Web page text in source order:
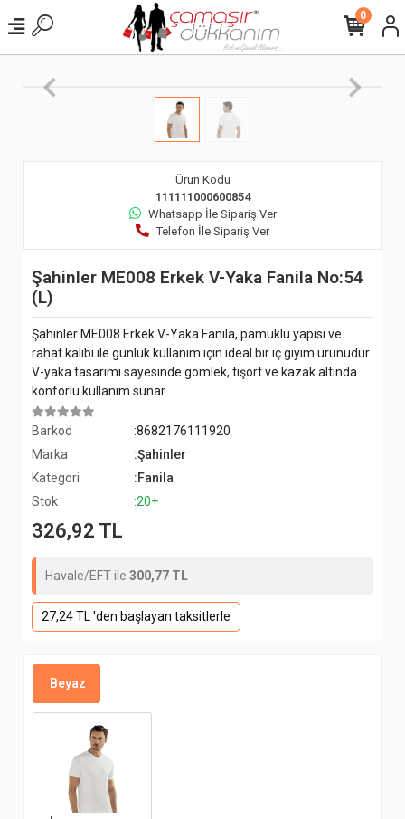
0
Ürün Kodu
111111000600854
Whatsapp İle Sipariş Ver
Telefon İle Sipariş Ver
Şahinler ME008 Erkek V-Yaka Fanila No:54
(L)
Şahinler ME008 Erkek V-Yaka Fanila, pamuklu yapısı ve
rahat kalıbı ile günlük kullanım için ideal bir iç giyim ürünüdür.
V-yaka tasarımı sayesinde gömlek, tişört ve kazak altında
konforlu kullanım sunar.
Barkod
:8682176111920
Marka
:Şahinler
Kategori
:Fanila
Stok
:20+
326,92 TL
Havale/EFT ile 300,77 TL
27,24 TL 'den başlayan taksitlerle
Beyaz